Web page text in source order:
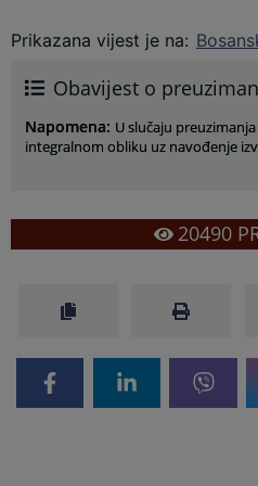
Prikazana vijest je na:
Obavijest o
Napomena: U slučaju
integralnom obliku uz navođenje
20490